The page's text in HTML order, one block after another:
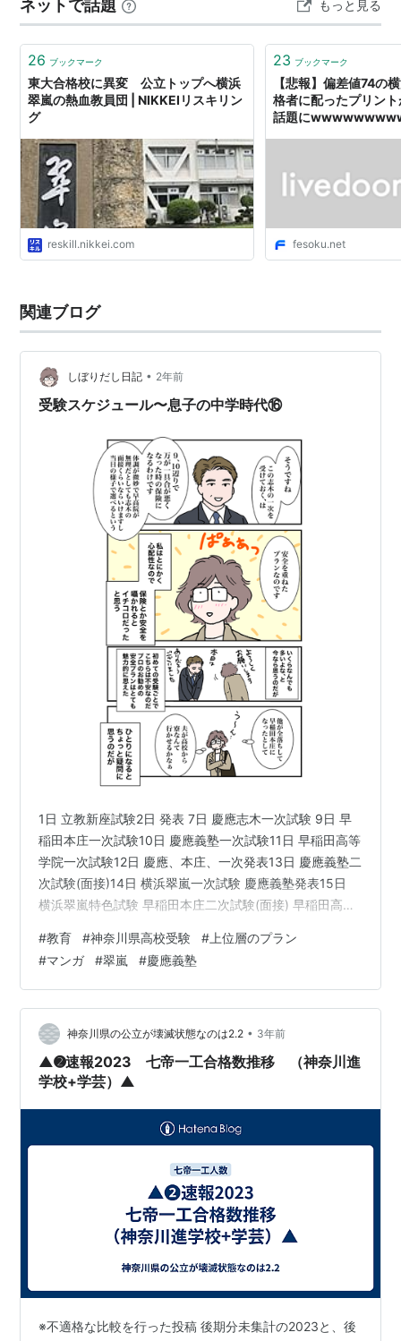
たまま、結果として東大合格者数で大差をつけられた。
ボク： 誇り高い私立武蔵高校が…
ネットで話題 もっと見る
26 ブックマーク
東大合格校に異変 公立トップへ横浜
翠嵐の熱血教員団 | NIKKEIリスキリン
グ
reskill.nikkei.com
23 ブックマーク
【悲報】偏差値74の
格者に配ったプリン
話題に
fesoku.net
関連ブログ
しぼりだし日記 • 2年前
受験スケジュール〜息子の中学時代⑯
1日 立教新座試験2日 発表 7日 慶應志木一次試験 9日 早
稲田本庄一次試験10日 慶應義塾一次試験11日 早稲田高等
学院一次試験12日 慶應、本庄、一次発表13日 慶應義塾二
次試験(面接)14日 横浜翠嵐一次試験 慶應義塾発表15日
横浜翠嵐特色試験 早稲田本庄二次試験(面接) 早稲田高等
験のスケジュール、たて込んでますよね～💦中学受験の1
日に2校に比べたら大したことないんでしょうけど。高校
受験ではMAXな多さだと思います。 今みても塾高前日の
本庄はやっぱり要らなかったんじゃないの？思います
ね。 なんで前日に疲れさすようなことさせ…
#教育 #神奈川県高校受験 # 上位層のプラン
#マンガ #翠嵐 #慶應義塾
神奈川県の公立が壊滅状態なのは2.2 • 3年前
▲➋速報2023 七帝一工合格数推移 （神奈川進
学校+学芸）▲
※不適格な比較を行った投稿 後期分未集計の2023と、後